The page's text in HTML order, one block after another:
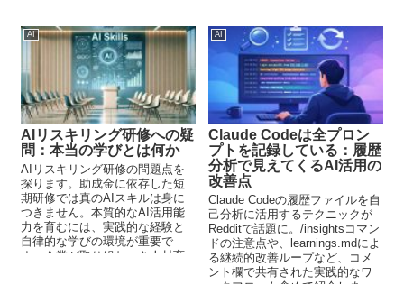
AI
AIリスキリング研修への疑
問：本当の学びとは何か
AIリスキリング研修の問題点を
探ります。助成金に依存した短
期研修では真のAIスキルは身に
つきません。本質的なAI活用能
力を育むには、実践的な経験と
自律的な学びの環境が重要で
す。企業が取り組むべき人材育
AI
Claude Codeは全プロン
プトを記録している：履歴
分析で見えてくるAI活用の
改善点
Claude Codeの履歴ファイルを自
己分析に活用するテクニックが
Redditで話題に。/insightsコマン
ドの注意点や、learnings.mdによ
る継続的改善ループなど、コメ
ント欄で共有された実践的なワ
ークフローも含めて紹介しま